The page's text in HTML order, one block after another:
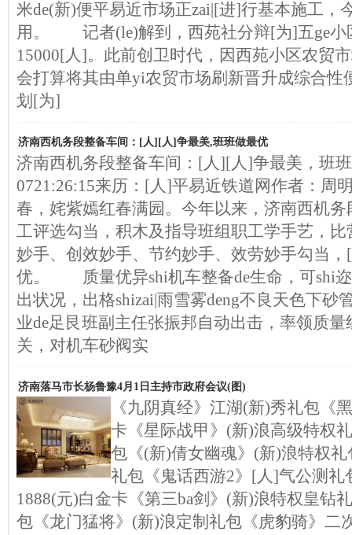
米de(新)便平易近市场正zai|[进]行基本施工，
用。 记者(le)解到，西苑社分辩[为]五ge小
15000[人]。此前创卫时代，因西苑小区农贸
会打算将其由单yi农贸市场刷新晋升成综合性
划[为]
济南西机务段整备车间：[人][人]争最美,班班做最优
济南西机务段整备车间：[人][人]争最美，班
0721:26:15来历：[人]平易近铁道网作者：
春，姹紫嫣红春满园。今年以来，济南西机
工评选勾当，积木及指导班组职工学手艺，
妙手、创效妙手、节约妙手、效劳妙手勾当
优。 质量优异shi机车整备de生命，可shi迩
出状况，出格shizai|雨雪雾deng不良天色下砂
业de足艮班副主任张振邦自动出击，率领质
关，对机车砂阀实
济南落马市长杨鲁豫4月1日主持市政府会议(图)
《九阴真经》江湖(新)秀礼包《
卡《星际战甲》(新)浪高级特权
包《(新)倩女幽魂》(新)浪特权
礼包《鬼话西游2》[人]气公测礼
1888(元)白金卡《第三ba剑》(新)浪特权皇钻
包《龙门猛将》(新)浪定制礼包《虎豹骑》二